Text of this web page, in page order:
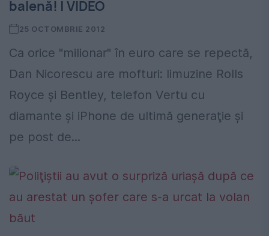
balenă! | VIDEO
25 OCTOMBRIE 2012
Ca orice "milionar" în euro care se repectă,
Dan Nicorescu are mofturi: limuzine Rolls
Royce şi Bentley, telefon Vertu cu
diamante şi iPhone de ultimă generaţie şi
pe post de...